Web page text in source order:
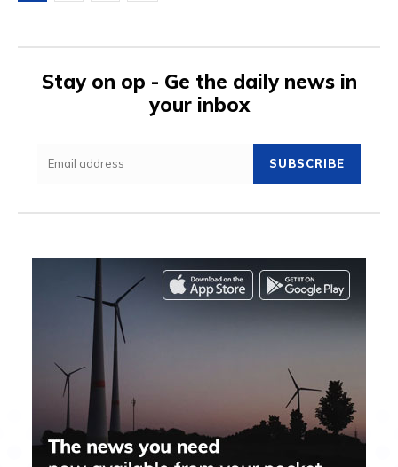
Stay on op - Ge the daily news in
your inbox
SUBSCRIBE